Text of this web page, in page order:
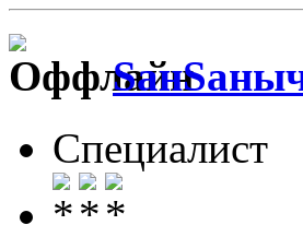
Специалист